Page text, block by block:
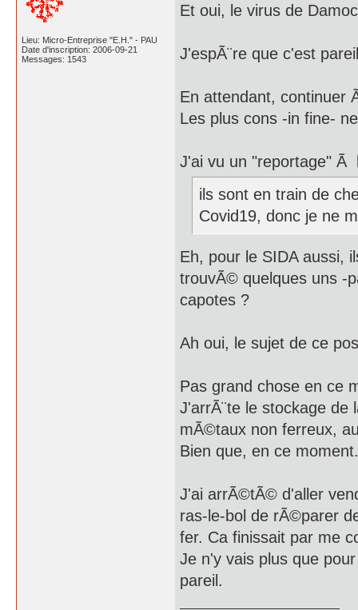
Lieu: Micro-Entreprise "E.H." - PAU
Date d'inscription: 2006-09-21
Messages: 1543
Et oui, le virus de
J'espÃ¨re que c'est
En attendant, continuer
Les plus cons -in fine-
J'ai vu un "reportage" Ã
ils sont en train de
Covid19, donc je ne
Eh, pour le SIDA aussi,
trouvÃ© quelques uns -
capotes ?
Ah oui, le sujet de ce
Pas grand chose en ce
J'arrÃ¨te le stockage de
mÃ©taux non ferreux,
Bien que, en ce
J'ai arrÃ©tÃ© d'aller
ras-le-bol de rÃ©parer
fer. Ca finissait par me
Je n'y vais plus que
pareil.